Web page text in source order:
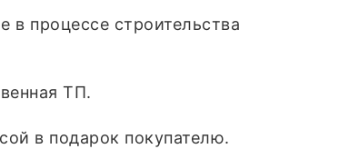
процессе строительства
ТП.
в подарок покупателю.